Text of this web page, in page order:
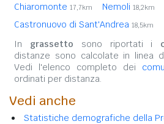
Chiaromonte 17,7km Nemoli 18,2km
Castronuovo di Sant'Andrea 18,5km
In grassetto sono riportati i
distanze sono calcolate in linea
Vedi l'elenco completo dei
ordinati per distanza.
Vedi anche
Statistiche demografiche della